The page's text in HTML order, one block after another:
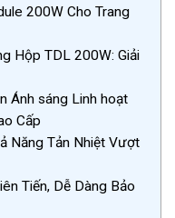
200W Cho Trang
Hộp TDL 200W: Giải
Ánh sáng Linh hoạt
Cấp
Năng Tản Nhiệt Vượt
Tiến, Dễ Dàng Bảo